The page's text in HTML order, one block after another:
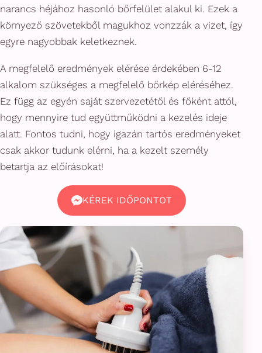
narancs héjához hasonló bőrfelület alakul ki. Ezek a
környező szövetekből magukhoz vonzzák a vizet, így
egyre nagyobbak keletkeznek.
A megfelelő eredmények elérése érdekében 6-12
alkalom szükséges a megfelelő bőrkép eléréséhez.
Ez függ az egyén saját szervezetétől és főként attól,
hogy mennyire tud együttműködni a kezelés ideje
alatt. Fontos tudni, hogy igazán tartós eredményeket
csak akkor tudunk elérni, ha a kezelt személy
betartja az előírásokat!
KÉREK IDŐPONTOT